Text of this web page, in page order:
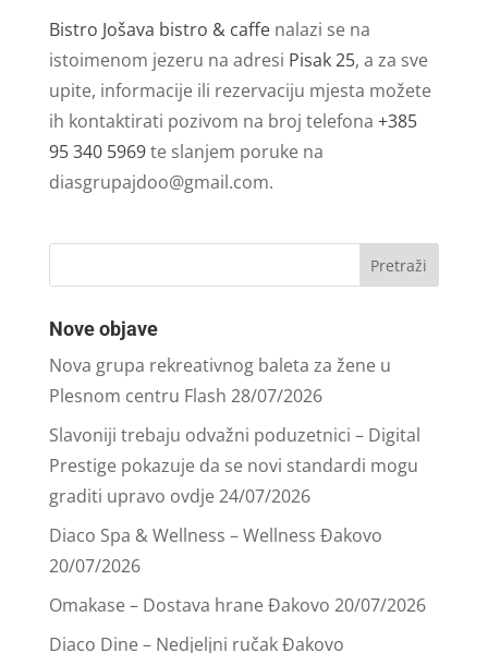
Bistro Jošava bistro & caffe nalazi se na
istoimenom jezeru na adresi Pisak 25, a za sve
upite, informacije ili rezervaciju mjesta možete
ih kontaktirati pozivom na broj telefona +385
95 340 5969te slanjem poruke na
diasgrupajdoo@gmail.com.
Nove objave
Nova grupa rekreativnog baleta za žene u
Plesnom centru Flash 28/07/2026
Slavoniji trebaju odvažni poduzetnici – Digital
Prestige pokazuje da se novi standardi mogu
graditi upravo ovdje24/07/2026
Diaco Spa & Wellness – Wellness Đakovo
20/07/2026
Omakase – Dostava hrane Đakovo 20/07/2026
Diaco Dine – Nedjeljni ručak Đakovo